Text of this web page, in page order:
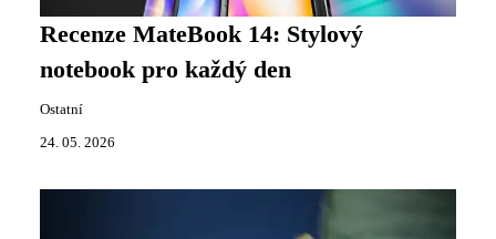
Recenze MateBook 14: Stylový
notebook pro každý den
Ostatní
24. 05. 2026